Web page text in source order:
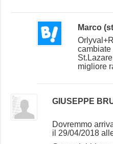
Marco
cambiate
migliore
GIUSEPPE
Dovremmo
il 29/04/2018